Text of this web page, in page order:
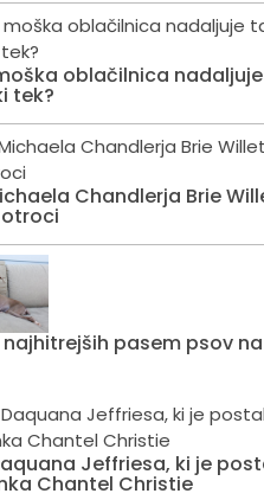
oblačilnica
tek?
Chandlerja Brie
najhitrejših pasem psov na
Jeffriesa, ki je
Chantel Christie